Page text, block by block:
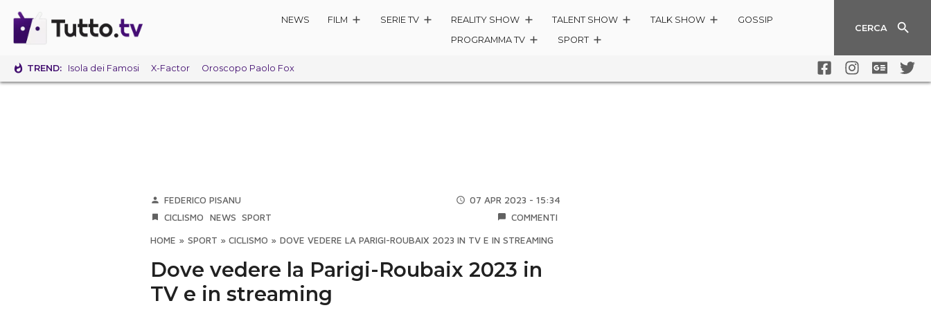
NEWS FILM SERIE TV REALITY SHOW TALENT SHOW TALK SHOW
GOSSIP
PROGRAMMA TV
SPORT
CERCA
TREND: Isola dei Famosi X-Factor Oroscopo Paolo Fox
FEDERICO PISANU
07 APR 2023 - 15:34
CICLISMO
NEWS SPORT COMMENTI
HOME » SPORT » CICLISMO » DOVE VEDERE LA PARIGI-ROUBAIX 2023 IN TV E IN STREAMING
Dove vedere la Parigi-Roubaix 2023 in
TV e in streaming